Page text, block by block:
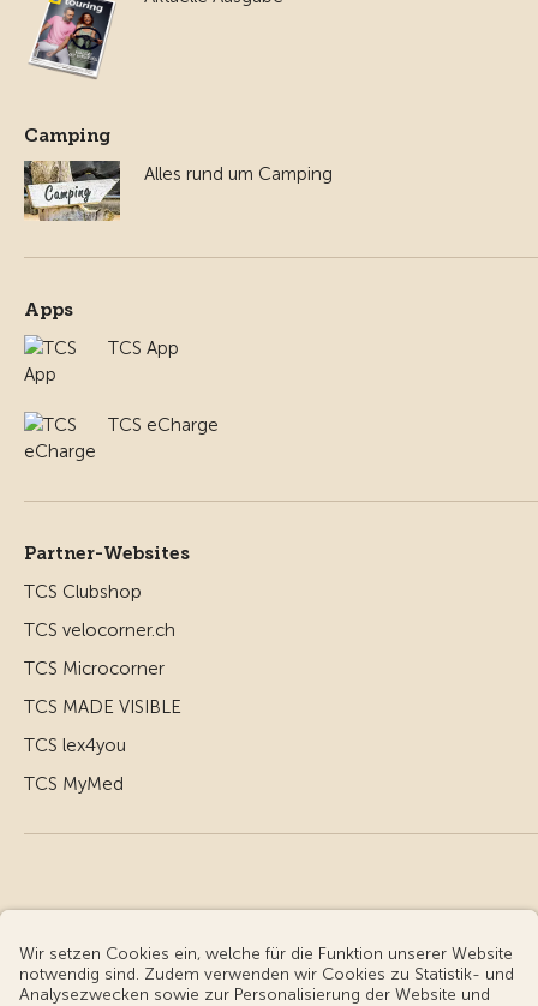
Camping
Alles rund um Camping
Apps
TCS App
TCS eCharge
Partner-Websites
TCS Clubshop
TCS velocorner.ch
TCS Microcorner
TCS MADE VISIBLE
TCS lex4you
TCS MyMed